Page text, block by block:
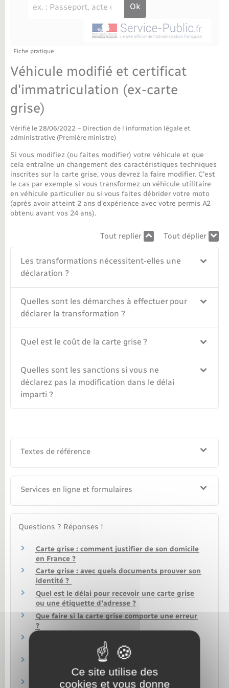
Recensement militaire
Info jeunes
Maison des jeunes (11-17 ans)
Associations
Saison culturelle
Bibliothèques
Sport
Nouvel habitant
Nouvelle activité
Numérique
Organisation d’événement
Sécurité - Prévention
Seniors
Bornes de recharge électrique
Voirie et espace public
Travaux - Autorisation d’occupation de l’espace
Agenda
La Communauté de communes
Plan interactif
Fiche pratique
Véhicule modifié et certificat
d'immatriculation (ex-carte
grise)
Vérifié le 28/06/2022 – Direction de l'information légale et
administrative (Première ministre)
Si vous modifiez (ou faites modifier) votre véhicule et que
cela entraîne un changement des caractéristiques techniques
inscrites sur la carte grise, vous devrez la faire modifier. C'est
le cas par exemple si vous transformez un véhicule utilitaire
en véhicule particulier ou si vous faites débrider votre moto
(après avoir atteint 2 ans d'expérience avec votre permis A2
obtenu avant vos 24 ans).
Tout replier Tout déplier
Les transformations nécessitent-elles une
déclaration ?
Quelles sont les démarches à effectuer pour
déclarer la transformation ?
Quel est le coût de la carte grise ?
Quelles sont les sanctions si vous ne
déclarez pas la modification dans le délai
imparti ?
Textes de référence
Services en ligne et formulaires
Questions ? Réponses !
Carte grise : comment justifier de son domicile
en France ?
Carte grise : avec quels documents prouver son
identité ?
Quel est le délai pour recevoir une carte grise
ou une étiquette d'adresse ?
Que faire si la carte grise comporte une erreur
?
obtenir un quitus fiscal ?
Carte grise : comment obtenir une fiche
d'identification du véhicule ?
Peut-on vendre ou acheter un véhicule non
Ce site utilise des
cookies et vous donne